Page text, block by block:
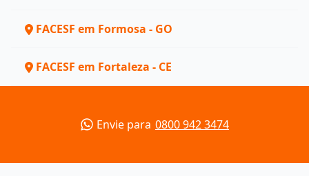
FACESF em Formosa - GO
FACESF em Fortaleza - CE
Envie para 0800 942 3474